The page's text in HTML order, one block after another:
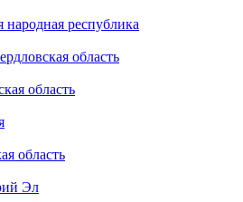
республика
область
область
область
Эл